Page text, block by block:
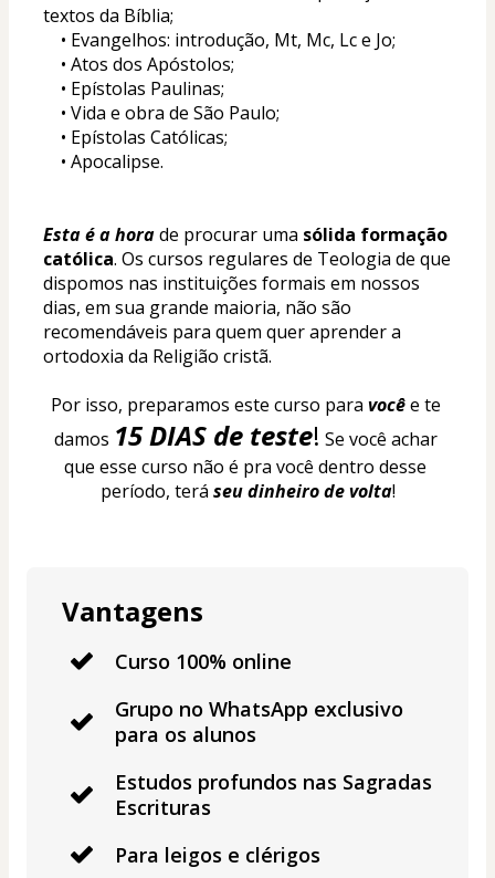
textos da Bíblia;
	• Evangelhos: introdução, Mt, Mc, Lc e Jo;
	• Atos dos Apóstolos;
	• Epístolas Paulinas;
	• Vida e obra de São Paulo;
	• Epístolas Católicas;
	• Apocalipse.
Esta é a hora de procurar uma sólida formação
católica. Os cursos regulares de Teologia de que
dispomos nas instituições formais em nossos
dias, em sua grande maioria, não são
recomendáveis para quem quer aprender a
ortodoxia da Religião cristã.
Por isso, preparamos este curso para você e te
damos 15 DIAS de teste! Se você achar
que esse curso não é pra você dentro desse
período, terá seu dinheiro de volta!
Vantagens
Curso 100% online
Grupo no WhatsApp exclusivo
para os alunos
Estudos profundos nas Sagradas
Escrituras
Para leigos e clérigos